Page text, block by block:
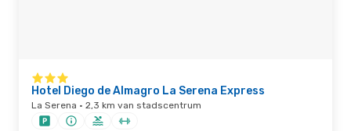
Hotel Diego de Almagro La Serena Express
La Serena · 2,3 km van stadscentrum